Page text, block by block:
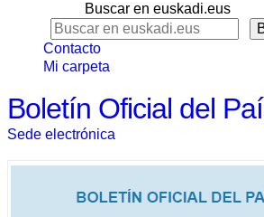
Buscar en euskadi.eus
Contacto
Mi carpeta
Boletín Oficial del
Sede electrónica